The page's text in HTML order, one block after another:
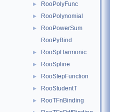
► RooPolyFunc
► RooPolynomial
►
RooPowerSum
RooPyBind
► RooSpHarmonic
► RooSpline
► RooStepFunction
► RooStudentT
► RooTFnBinding